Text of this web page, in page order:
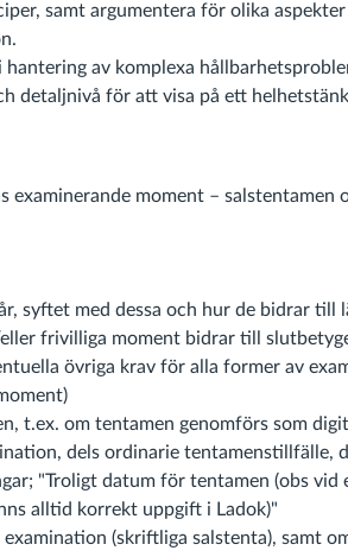
samt argumentera för olika
hantering av komplexa
detaljnivå för att visa på ett
examinerande moment – salstentamen
syftet med dessa och hur de bidrar till
frivilliga moment bidrar till
övriga krav för alla former av
t.ex. om tentamen genomförs som
dels ordinarie tentamenstillfälle,
"Troligt datum för tentamen (obs vid
alltid korrekt uppgift i Ladok)"
(skriftliga salstenta), samt